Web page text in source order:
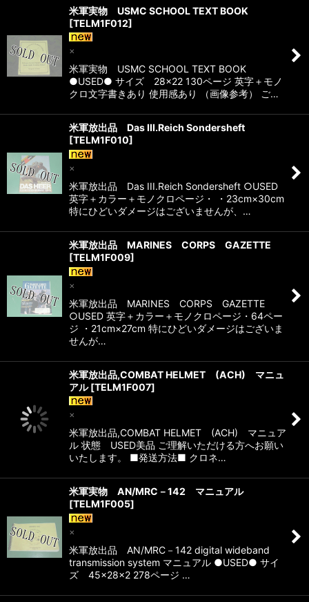
米軍実物 USMC SCHOOL TEXT BOOK
[TELM1F012]
×
米軍実物 USMC SCHOOL TEXT BOOK
●USED● サイズ 28×22 130ページ 英字＋モノ
クロ文字書きあり 使用感あり （画像参考） ご…
米軍放出品 Das III.Reich Sondersheft
[TELM1F010]
×
米軍放出品 Das III.Reich Sondersheft ○USED
英字＋カラー＋モノクロページ・ ・23cm×30cm
特にひどいダメージはございませんが、…
米軍放出品 MARINES CORPS GAZETTE
[TELM1F009]
×
米軍放出品 MARINES CORPS GAZETTE
○USED 英字＋カラー＋モノクロページ・64ペー
ジ ・21cm×27cm 特にひどいダメージはございま
せんが…
米軍放出品,COMBAT HELMET (ACH) マニュ
アル [TELM1F007]
×
米軍放出品,COMBAT HELMET (ACH) マニュア
ル 状態 USED美品 ご理解いただける方へお願い
いたします。 ■発送方法■ クロネ…
米軍実物 AN/MRC－142 マニュアル
[TELM1F005]
×
米軍放出品 AN/MRC－142 digital wideband
transmission system マニュアル ●USED● サイ
ズ 45×28×2 278ページ …